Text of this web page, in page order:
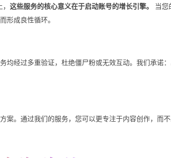
这些服务的核心意义在于启动账号的增长引擎。
当
形成良性循环。
经过多重验证，杜绝僵尸粉或无效互动。我们承诺：
案。通过我们的服务，您可以更专注于内容创作，而